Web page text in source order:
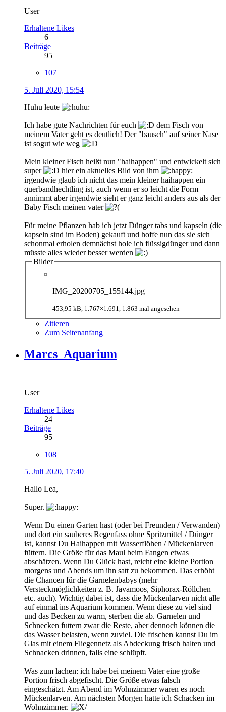
User
Erhaltene Likes
6
Beiträge
95
107
5. Juli 2020, 15:54
Huhu leute
Ich habe gute Nachrichten für euch
dem Fisch von
meinem Vater geht es deutlich! Der "bausch" auf seiner Nase
ist sogut wie weg
Mein kleiner Fisch heißt nun "haihappen" und entwickelt sich
super
hier ein aktuelles Bild von ihm
irgendwie glaub ich nicht das mein kleiner haihappen ein
querbandhechtling ist, auch wenn er so leicht die Form
annimmt aber irgendwie sieht er ganz leicht anders aus als der
Baby Fisch meinen vater
Für meine Pflanzen hab ich jetzt Dünger tabs und kapseln (die
kapseln sind im Boden) gekauft und hoffe nun das sie sich
schonmal erholen demnächst hole ich flüssigdünger und dann
müsste alles wieder besser werden
Bilder
IMG_20200705_155144.jpg
453,95 kB, 1.767×1.691, 1.863 mal angesehen
Zitieren
Zum Seitenanfang
Marcs_Aquarium
User
Erhaltene Likes
24
Beiträge
95
108
5. Juli 2020, 17:40
Hallo Lea,
Super.
Wenn Du einen Garten hast (oder bei Freunden / Verwanden)
und dort ein sauberes Regenfass ohne Spritzmittel / Dünger
ist, kannst Du Haihappen mit Wasserflöhen / Mückenlarven
füttern. Die Größe für das Maul beim Fangen etwas
abschätzen. Wenn Du Glück hast, reicht eine kleine Portion
morgens und Abends um ihn satt zu bekommen. Das erhöht
die Chancen für die Garnelenbabys (mehr
Versteckmöglichkeiten z. B. Javamoos, Siphorax-Röllchen
etc. auch). Wichtig dabei ist, dass die Mückenlarven nicht alle
auf einmal ins Aquarium kommen. Wenn diese zu viel sind
und das Becken zu warm, sterben die ab. Garnelen und
Schnecken futtern zwar die Reste, aber dennoch können die
das Wasser belasten, wenn zuviel. Die frischen kannst Du im
Glas mit einem Fliegennetz als Abdeckung frisch halten und
Schnacken drinnen, falls eine schlüpft.
Was zum lachen: ich habe bei meinem Vater eine große
Portion frisch abgefischt. Die Größe etwas falsch
eingeschätzt. Am Abend im Wohnzimmer waren es noch
Mückenlarven. Am nächsten Morgen hatte ich Schacken im
Wohnzimmer.